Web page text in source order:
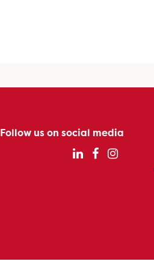
Follow us on social media